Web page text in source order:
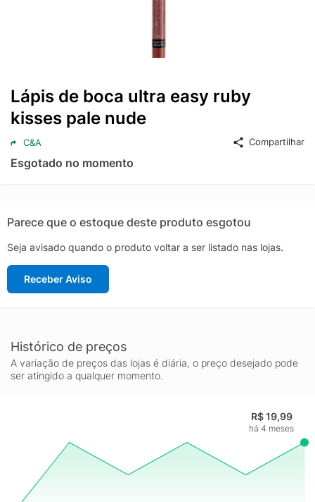
Lápis de boca ultra easy ruby
kisses pale nude
C&A Compartilhar
Esgotado no momento
Parece que o estoque deste produto esgotou
Seja avisado quando o produto voltar a ser listado nas lojas.
Receber Aviso
Histórico de preços
A variação de preços das lojas é diária, o preço desejado pode
ser atingido a qualquer momento.
R$ 19,99
há 4 meses